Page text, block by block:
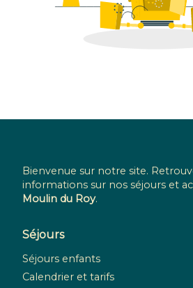
Bienvenue sur notre site.
informations sur nos séjours et
Moulin du Roy.
Séjours
Séjours enfants
Calendrier et tarifs